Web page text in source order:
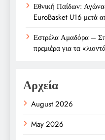
Εθνική Παίδων:
EuroBasket U16 μετά
Εστρέλα Αμαδόρα –
πρεμιέρα για τα
Αρχεία
August 2026
May 2026